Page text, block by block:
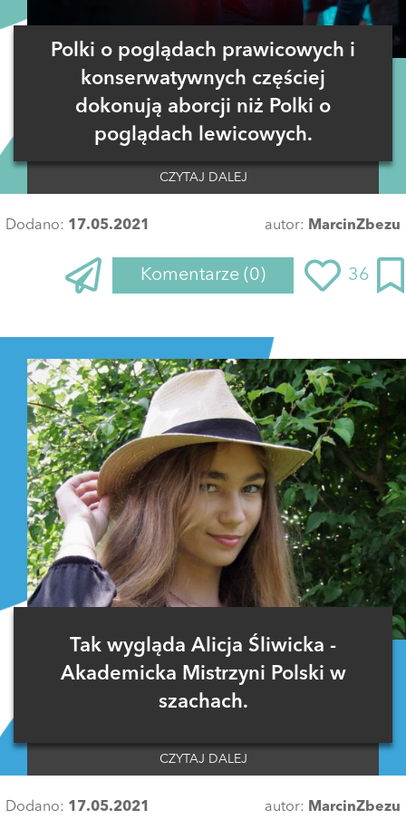
Polki o poglądach prawicowych i
konserwatywnych częściej
dokonują aborcji niż Polki o
poglądach lewicowych.
CZYTAJ DALEJ
Dodano: 17.05.2021 autor: MarcinZbezu
Komentarze (0) 36
Tak wygląda Alicja Śliwicka -
Akademicka Mistrzyni Polski w
szachach.
CZYTAJ DALEJ
Dodano: 17.05.2021 autor: MarcinZbezu